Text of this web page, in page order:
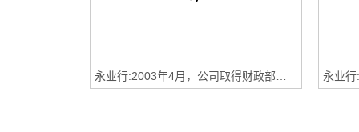
永业行:2003年4月，公司取得财政部资产评估资格证书